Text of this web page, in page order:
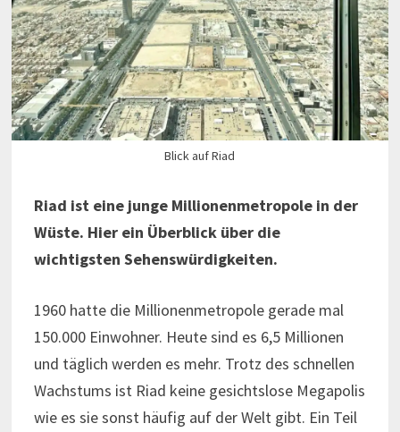
Blick auf Riad
Riad ist eine junge Millionenmetropole in der
Wüste. Hier ein Überblick über die
wichtigsten Sehenswürdigkeiten.
1960 hatte die Millionenmetropole gerade mal
150.000 Einwohner. Heute sind es 6,5 Millionen
und täglich werden es mehr. Trotz des schnellen
Wachstums ist Riad keine gesichtslose Megapolis
wie es sie sonst häufig auf der Welt gibt. Ein Teil